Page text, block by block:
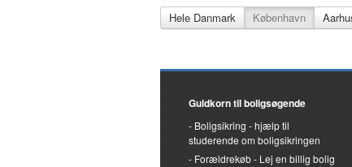
Hele Danmark København
Guldkorn til boligsøgende
Boligsikring - hjælp til
studerende om boligsikringen
Forældrekøb - Lej en billig bolig